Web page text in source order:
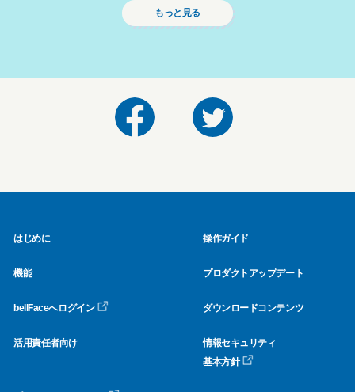
もっと見る
はじめに 操作ガイド
機能 プロダクトアップデート
bellFaceへログイン ダウンロードコンテンツ
活用責任者向け
情報セキュリティ
基本方針